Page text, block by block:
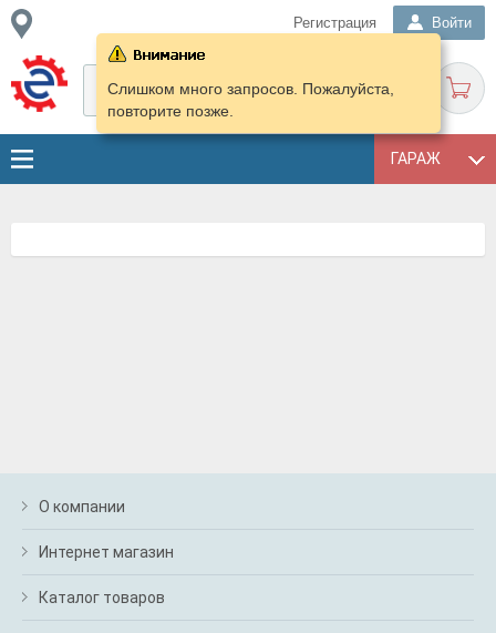
Регистрация Войти
ГАРАЖ
Слишком много запросов. Пожалуйста,
повторите позже.
О компании
Интернет магазин
Каталог товаров